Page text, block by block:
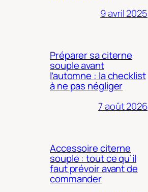
9 avril 2025
Préparer sa citerne
souple avant
l’automne : la checklist
à ne pas négliger
7 août 2026
Accessoire citerne
souple : tout ce qu’il
faut prévoir avant de
commander